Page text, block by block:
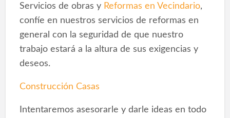
Servicios de obras y Reformas en Vecindario,
confíe en nuestros servicios de reformas en
general con la seguridad de que nuestro
trabajo estará a la altura de sus exigencias y
deseos.
Construcción Casas
Intentaremos asesorarle y darle ideas en todo